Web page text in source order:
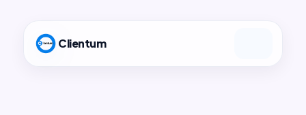
contenido Clientum